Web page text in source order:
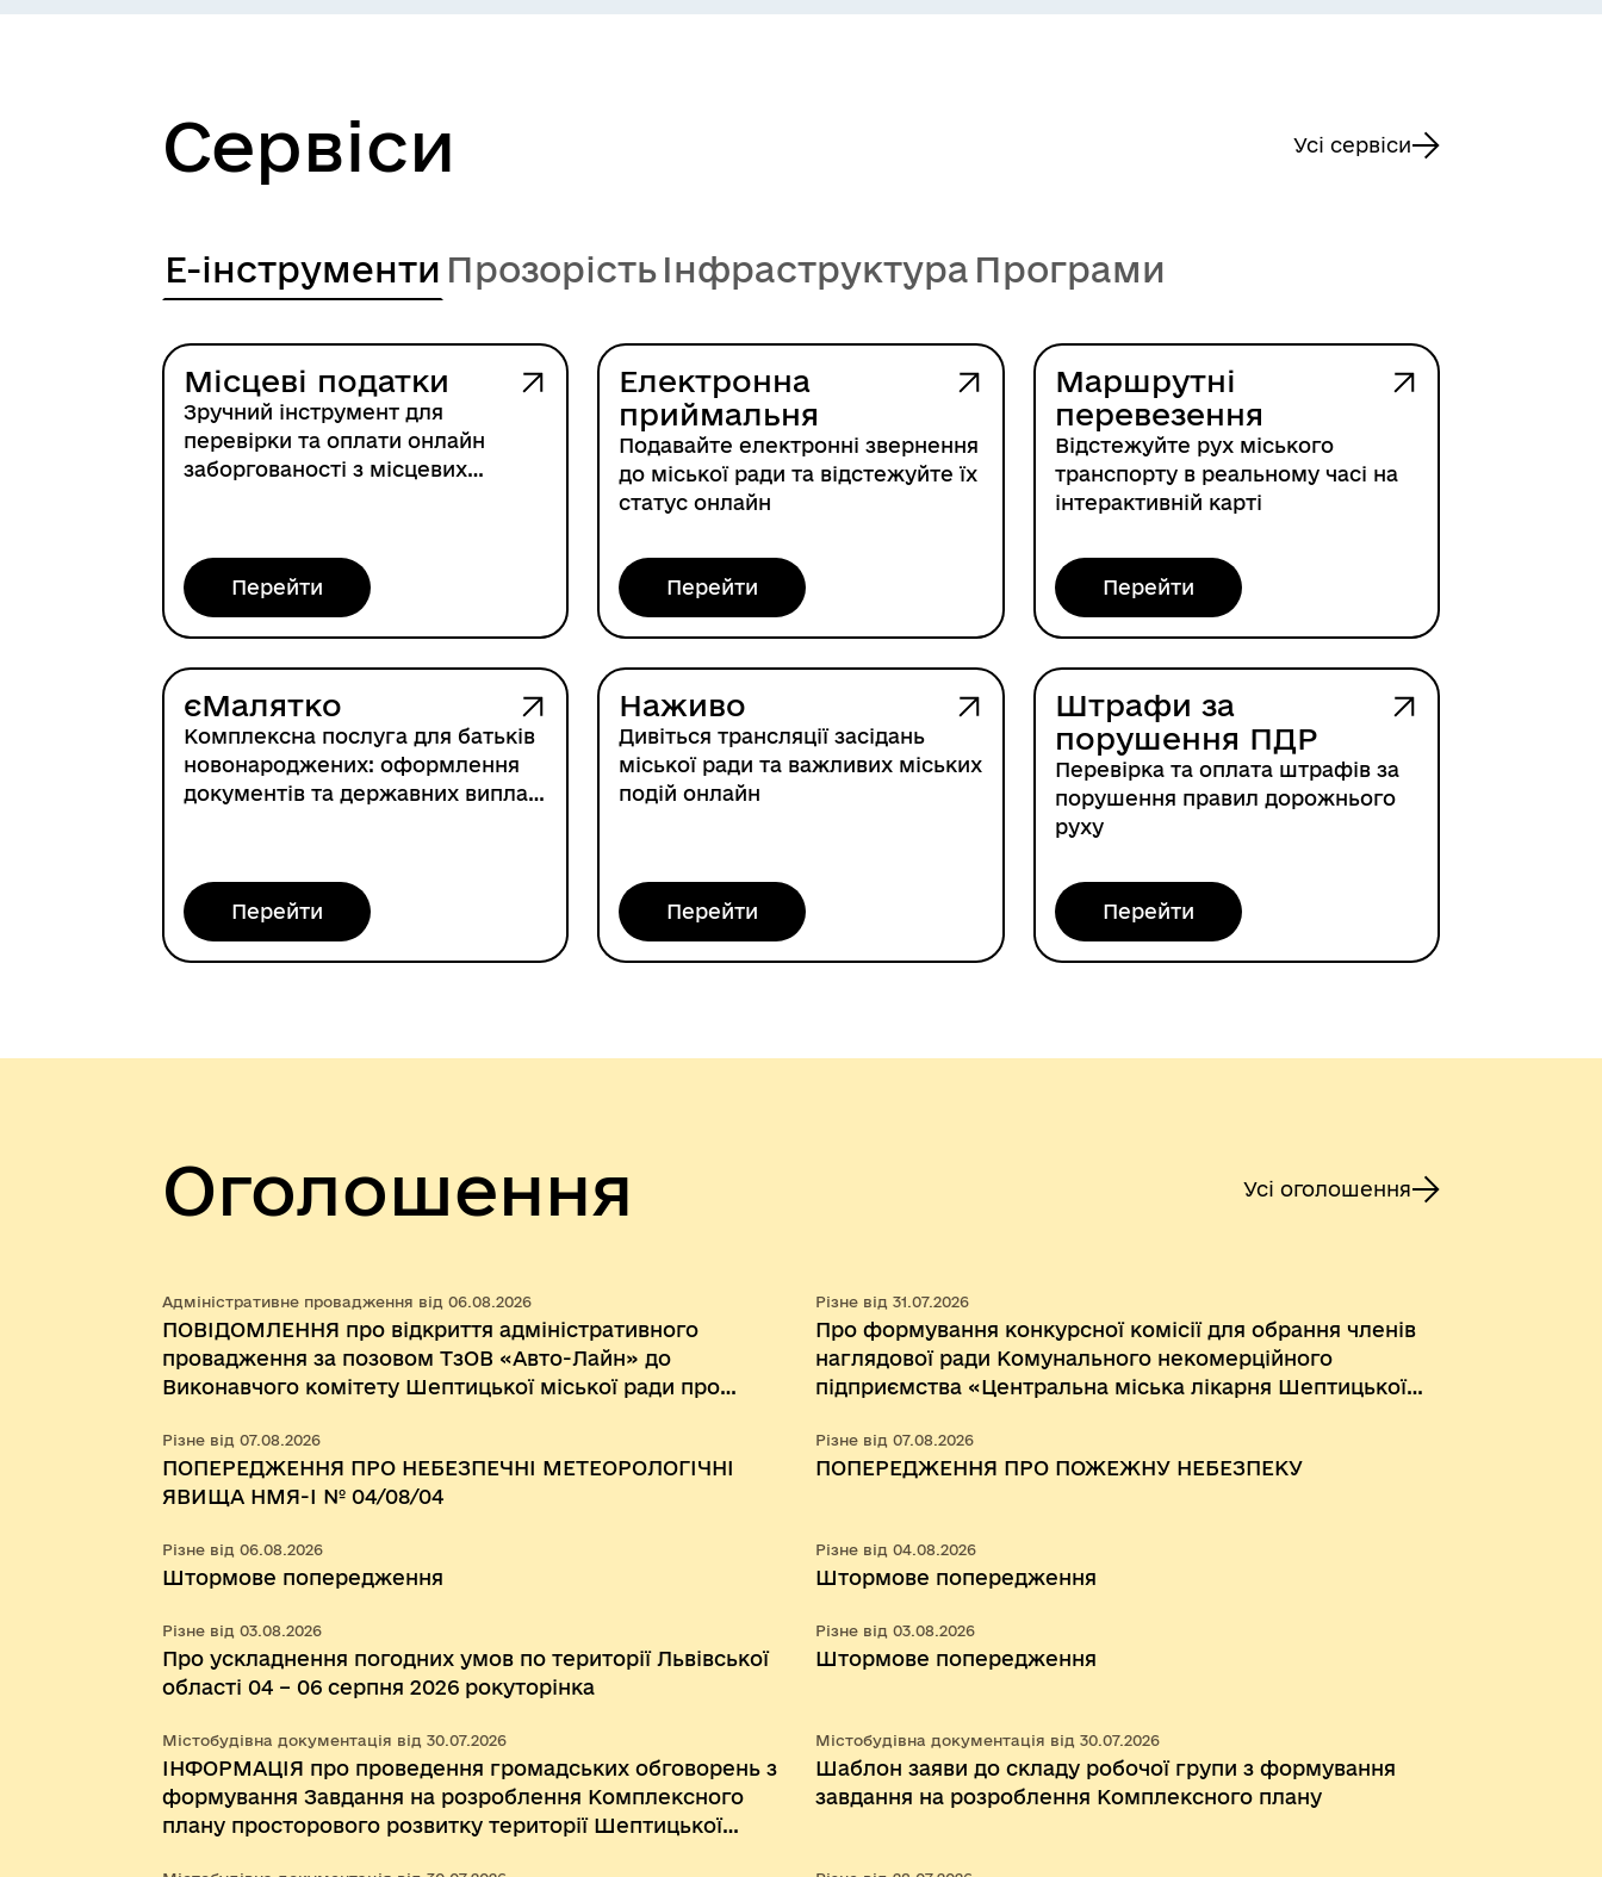
Сервіси Усі сервіси
Е-інструменти Прозорість Інфраструктура Програми
Місцеві податки
Зручний інструмент для
перевірки та оплати онлайн
заборгованості з місцевих
Перейти
Електронна
приймальня
Подавайте електронні звернення
до міської ради та відстежуйте їх
статус онлайн
Перейти
Маршрутні
перевезення
Відстежуйте рух міського
транспорту в реальному часі на
інтерактивній карті
Перейти
єМалятко
Комплексна послуга для батьків
новонароджених: оформлення
документів та державних виплат
Перейти
Наживо
Дивіться трансляції засідань
міської ради та важливих міських
подій онлайн
Перейти
Штрафи за
порушення ПДР
Перевірка та оплата штрафів за
порушення правил дорожнього
руху
Перейти
Оголошення Усі оголошення
Адміністративне провадження від 06.08.2026
ПОВІДОМЛЕННЯ про відкриття адміністративного
провадження за позовом ТзОВ «Авто-Лайн» до
Виконавчого комітету Шептицької міської ради про
Виконавчого комітету Червоноградської міської ради від
07 травня 2024 року № 104 «Про затвердження примірної
форми Договору про організацію перевезення пасажирів
Різне від 31.07.2026
Про формування конкурсної комісії для обрання членів
наглядової ради Комунального некомерційного
підприємства «Центральна міська лікарня Шептицької
Різне від 07.08.2026
ПОПЕРЕДЖЕННЯ ПРО НЕБЕЗПЕЧНІ МЕТЕОРОЛОГІЧНІ
ЯВИЩА НМЯ-I № 04/08/04
Різне від 07.08.2026
ПОПЕРЕДЖЕННЯ ПРО ПОЖЕЖНУ НЕБЕЗПЕКУ
Різне від 06.08.2026
Штормове попередження
Різне від 04.08.2026
Штормове попередження
Різне від 03.08.2026
Про ускладнення погодних умов по території Львівської
області 04 – 06 серпня 2026 рокуторінка
Різне від 03.08.2026
Штормове попередження
Містобудівна документація від 30.07.2026
ІНФОРМАЦІЯ про проведення громадських обговорень з
формування Завдання на розроблення Комплексного
плану просторового розвитку території Шептицької
Містобудівна документація від 30.07.2026
Шаблон заяви до складу робочої групи з формування
завдання на розроблення Комплексного плану